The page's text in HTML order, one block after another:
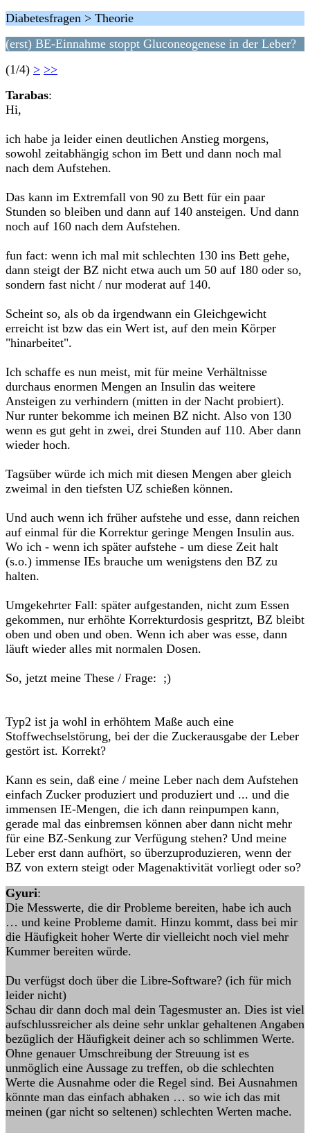
Diabetesfragen > Theorie
(erst) BE-Einnahme stoppt Gluconeogenese in der Leber?
(1/4) > >>
Tarabas:
Hi,
ich habe ja leider einen deutlichen Anstieg morgens,
sowohl zeitabhängig schon im Bett und dann noch mal
nach dem Aufstehen.
Das kann im Extremfall von 90 zu Bett für ein paar
Stunden so bleiben und dann auf 140 ansteigen. Und dann
noch auf 160 nach dem Aufstehen.
fun fact: wenn ich mal mit schlechten 130 ins Bett gehe,
dann steigt der BZ nicht etwa auch um 50 auf 180 oder so,
sondern fast nicht / nur moderat auf 140.
Scheint so, als ob da irgendwann ein Gleichgewicht
erreicht ist bzw das ein Wert ist, auf den mein Körper
"hinarbeitet".
Ich schaffe es nun meist, mit für meine Verhältnisse
durchaus enormen Mengen an Insulin das weitere
Ansteigen zu verhindern (mitten in der Nacht probiert).
Nur runter bekomme ich meinen BZ nicht. Also von 130
wenn es gut geht in zwei, drei Stunden auf 110. Aber dann
wieder hoch.
Tagsüber würde ich mich mit diesen Mengen aber gleich
zweimal in den tiefsten UZ schießen können.
Und auch wenn ich früher aufstehe und esse, dann reichen
auf einmal für die Korrektur geringe Mengen Insulin aus.
Wo ich - wenn ich später aufstehe - um diese Zeit halt
(s.o.) immense IEs brauche um wenigstens den BZ zu
halten.
Umgekehrter Fall: später aufgestanden, nicht zum Essen
gekommen, nur erhöhte Korrekturdosis gespritzt, BZ bleibt
oben und oben und oben. Wenn ich aber was esse, dann
läuft wieder alles mit normalen Dosen.
So, jetzt meine These / Frage: ;)
Typ2 ist ja wohl in erhöhtem Maße auch eine
Stoffwechselstörung, bei der die Zuckerausgabe der Leber
gestört ist. Korrekt?
Kann es sein, daß eine / meine Leber nach dem Aufstehen
einfach Zucker produziert und produziert und ... und die
immensen IE-Mengen, die ich dann reinpumpen kann,
gerade mal das einbremsen können aber dann nicht mehr
für eine BZ-Senkung zur Verfügung stehen? Und meine
Leber erst dann aufhört, so überzuproduzieren, wenn der
BZ von extern steigt oder Magenaktivität vorliegt oder so?
Gyuri:
Die Messwerte, die dir Probleme bereiten, habe ich auch
… und keine Probleme damit. Hinzu kommt, dass bei mir
die Häufigkeit hoher Werte dir vielleicht noch viel mehr
Kummer bereiten würde.
Du verfügst doch über die Libre-Software? (ich für mich
leider nicht)
Schau dir dann doch mal dein Tagesmuster an. Dies ist viel
aufschlussreicher als deine sehr unklar gehaltenen Angaben
bezüglich der Häufigkeit deiner ach so schlimmen Werte.
Ohne genauer Umschreibung der Streuung ist es
unmöglich eine Aussage zu treffen, ob die schlechten
Werte die Ausnahme oder die Regel sind. Bei Ausnahmen
könnte man das einfach abhaken … so wie ich das mit
meinen (gar nicht so seltenen) schlechten Werten mache.